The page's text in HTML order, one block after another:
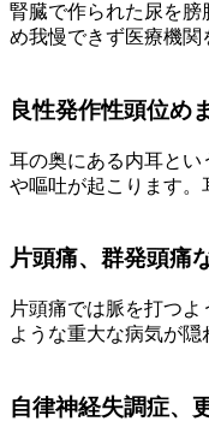
腎臓で作られた尿を
め我慢できず医療機関
良性発作性頭位め
耳の奥にある内耳と
や嘔吐が起こります。
片頭痛、群発頭痛
片頭痛では脈を打つ
ような重大な病気が隠
自律神経失調症、